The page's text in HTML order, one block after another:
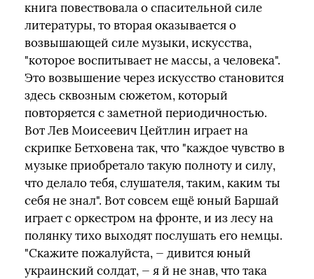
книга повествовала о спасительной силе
литературы, то вторая оказывается о
возвышающей силе музыки, искусства,
"которое воспитывает не массы, а человека".
Это возвышение через искусство становится
здесь сквозным сюжетом, который
повторяется с заметной периодичностью.
Вот Лев Моисеевич Цейтлин играет на
скрипке Бетховена так, что "каждое чувство в
музыке приобретало такую полноту и силу,
что делало тебя, слушателя, таким, каким ты
себя не знал". Вот совсем ещё юный Баршай
играет с оркестром на фронте, и из лесу на
полянку тихо выходят послушать его немцы.
"Скажите пожалуйста, — дивится юный
украинский солдат, — я й не знав, что така